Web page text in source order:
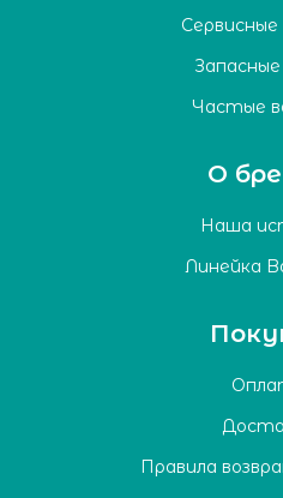
Частые
О
Наша
Линейка
Правила